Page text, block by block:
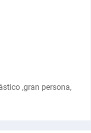
,gran persona,